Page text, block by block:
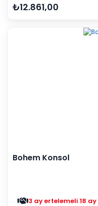
₺12.861,00
Bohem Konsol
3 ay ertelemeli 18 ay